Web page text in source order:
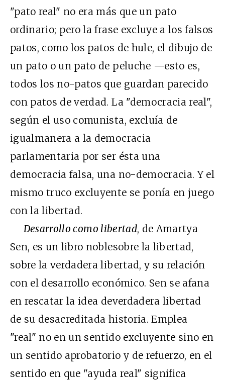
"pato real" no era más que un pato
ordinario; pero la frase excluye a los falsos
patos, como los patos de hule, el dibujo de
un pato o un pato de peluche —esto es,
todos los no-patos que guardan parecido
con patos de verdad. La "democracia real",
según el uso comunista, excluía de
igualmanera a la democracia
parlamentaria por ser ésta una
democracia falsa, una no-democracia. Y el
mismo truco excluyente se ponía en juego
con la libertad.
Desarrollo como libertad, de Amartya
Sen, es un libro noblesobre la libertad,
sobre la verdadera libertad, y su relación
con el desarrollo económico. Sen se afana
en rescatar la idea deverdadera libertad
de su desacreditada historia. Emplea
"real" no en un sentido excluyente sino en
un sentido aprobatorio y de refuerzo, en el
sentido en que "ayuda real" significa